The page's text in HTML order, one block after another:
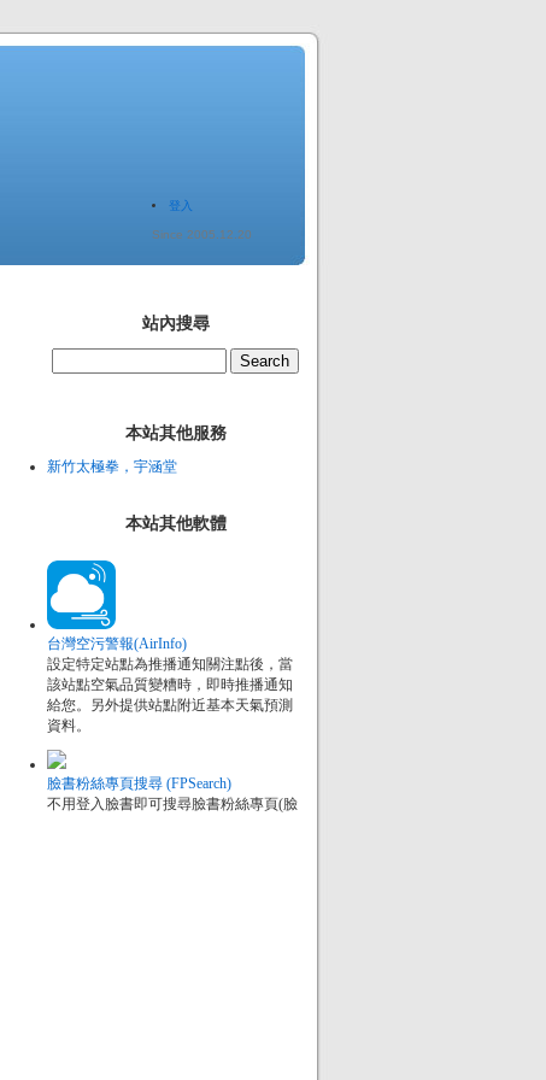
登入
Since 2005.12.20
站內搜尋
本站其他服務
新竹太極拳，宇涵堂
本站其他軟體
台灣空污警報(AirInfo)
設定特定站點為推播通知關注點後，當
該站點空氣品質變糟時，即時推播通知
給您。另外提供站點附近基本天氣預測
資料。
臉書粉絲專頁搜尋 (FPSearch)
不用登入臉書即可搜尋臉書粉絲專頁(臉